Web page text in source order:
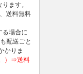
ます。
送料無料
る場合に
配送ごと
かりま
）⇒送料